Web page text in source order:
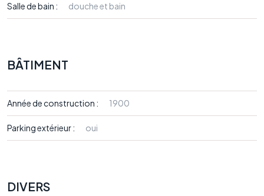
Salle de bain : douche et bain
BÂTIMENT
Année de construction : 1900
Parking extérieur : oui
DIVERS